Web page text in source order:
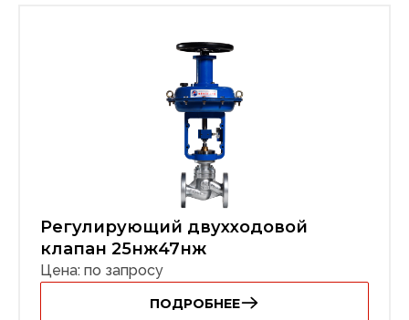
Регулирующий двухходовой
клапан 25нж47нж
Цена: по запросу
ПОДРОБНЕЕ